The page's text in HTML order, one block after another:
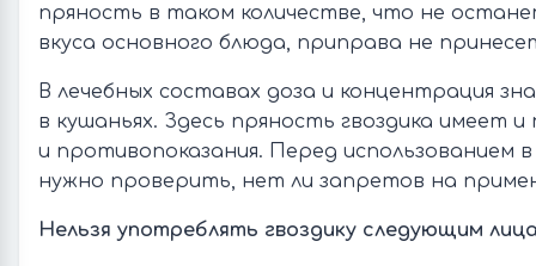
пряность в таком количестве, что не
вкуса основного блюда, приправа не
В лечебных составах доза и концентрация
в кушаньях. Здесь пряность гвоздика имеет и
и противопоказания. Перед использованием в
нужно проверить, нет ли запретов на
Нельзя употреблять гвоздику следующим